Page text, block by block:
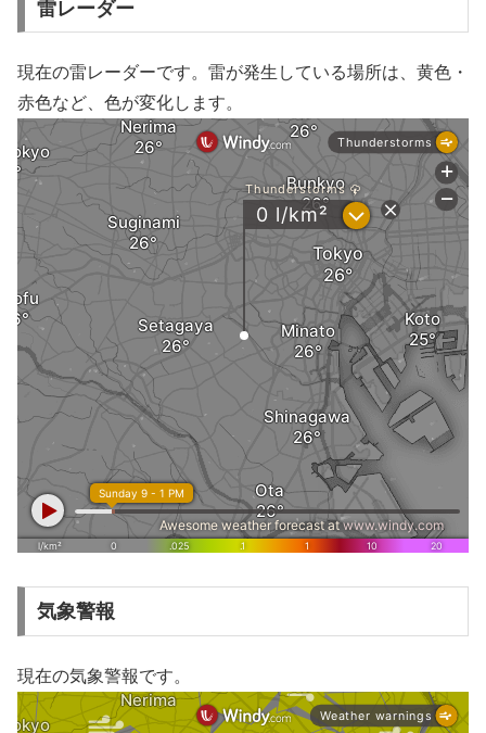
雷レーダー
現在の雷レーダーです。雷が発生している場所は、黄色・
赤色など、色が変化します。
気象警報
現在の気象警報です。